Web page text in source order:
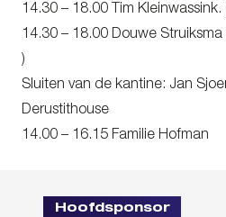
14.30 – 18.00 Tim
14.30 – 18.00 Douwe
)
Sluiten van de kantine: Jan
Derustithouse
14.00 – 16.15 Familie Hofman
Hoofdsponsor